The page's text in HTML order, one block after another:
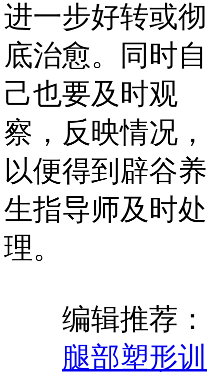
进一步好转或彻
底治愈。同时自
己也要及时观
察，反映情况，
以便得到辟谷养
生指导师及时处
理。
编辑推荐：
腿部塑形训